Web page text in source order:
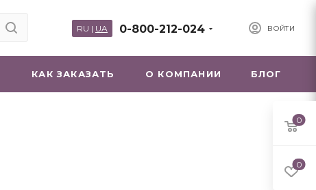
ВОЙТИ
0-800-212-024
RU | UA
КАК ЗАКАЗАТЬ О КОМПАНИИ БЛОГ
0
0